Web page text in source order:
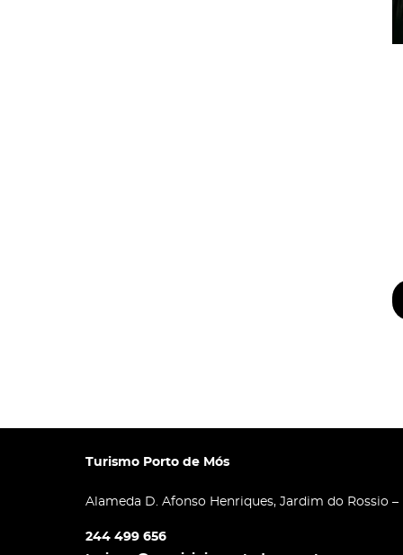
Turismo Porto de Mós
Alameda D. Afonso Henriques, Jardim do Rossio
244 499 656